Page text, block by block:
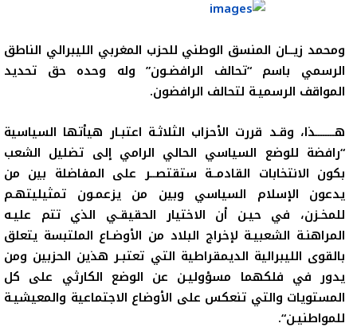
ومحمد زيــان المنسق الوطني للحزب المغربي الليبرالي الناطق
الرسمي باسم “تحالف الرافضـون” وله وحده حق تحديد
المواقف الرسميـة لتحالف الرافضون.
هــــــــذا، وقـد قررت الأحزاب الثلاثـة اعتبـار هيأتها السياسية
“رافضة للوضع السياسي الحالي الرامي إلى تضليل الشعب
بكون الانتخابات القادمــة ستقتصــر على المفاضلة بين من
يدعون الإسلام السياسي وبين من يزعمـون تمثيليتهـم
للمخـزن، في حيـن أن الاختيار الحقيقـي الذي تتم عليـه
المراهنـة الشعبيـة لإخراج البلاد من الأوضـاع الملتبسة يتعلق
بالقوى الليبرالية الديمقراطية التي تعتبـر هذين الحزبين ومن
يدور في فلكهما مسؤوليـن عن الوضع الكارثي على كل
المستويات والتي تنعكس على الأوضاع الاجتماعية والمعيشيـة
للمواطنيـن“.